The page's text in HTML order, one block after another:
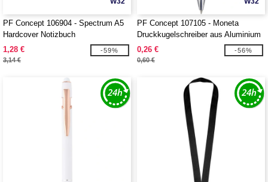
PF Concept 106904 - Spectrum A5
Hardcover Notizbuch
1,28 €
3,14 €
-59%
PF Concept 107105 - Moneta
Druckkugelschreiber aus Aluminium
0,26 €
0,60 €
-56%